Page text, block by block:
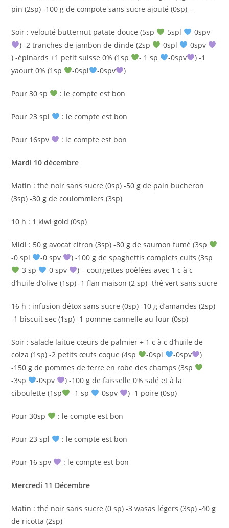
pin (2sp) -100 g de compote sans sucre ajouté (0sp) –
Soir : velouté butternut patate douce (5sp -5spl
-0spv
) -2 tranches de jambon de dinde (2sp
-0spl
-0spv
) -épinards +1 petit suisse 0% (1sp
- 1 sp -0spv
) -1
yaourt 0% (1sp
-0spl -0spv )
Pour 30 sp : le compte est bon
Pour 23 spl : le compte est bon
Pour 16spv : le compte est bon
Mardi 10 décembre
Matin : thé noir sans sucre (0sp) -50 g de pain bucheron
(3sp) -30 g de coulommiers (3sp)
10 h : 1 kiwi gold (0sp)
Midi : 50 g avocat citron (3sp) -80 g de saumon fumé (3sp
-0 spl
-0 spv
) -100 g de spaghettis complets cuits (3sp
-3 sp
-0 spv
) – courgettes poêlées avec 1 c à c
d’huile d’olive (1sp) -1 flan maison (2 sp) -thé vert sans sucre
16 h : infusion détox sans sucre (0sp) -10 g d’amandes (2sp)
-1 biscuit sec (1sp) -1 pomme cannelle au four (0sp)
Soir : salade laitue cœurs de palmier + 1 c à c d’huile de
colza (1sp) -2 petits œufs coque (4sp
-0spl -0spv
)
-150 g de pommes de terre en robe des champs (3sp
-3sp
-0spv
) -100 g de faisselle 0% salé et à la
ciboulette (1sp
-1 sp -0spv ) -1 poire (0sp)
Pour 30sp : le compte est bon
Pour 23 spl : le compte est bon
Pour 16 spv : le compte est bon
Mercredi 11 Décembre
Matin : thé noir sans sucre (0 sp) -3 wasas légers (3sp) -40 g
de ricotta (2sp)